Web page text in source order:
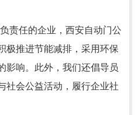
责任的企业，西安自动门公
极推进节能减排，采用环保
影响。此外，我们还倡导员
社会公益活动，履行企业社